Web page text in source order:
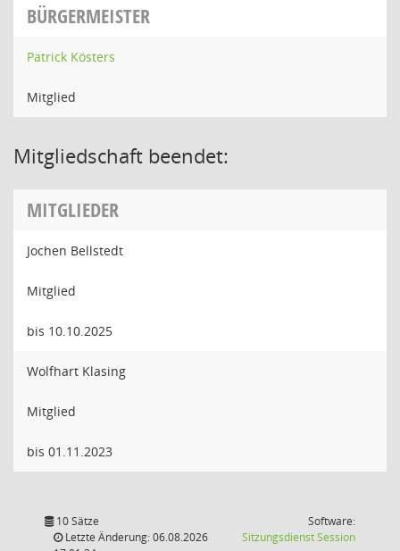
BÜRGERMEISTER
Patrick Kösters
Mitglied
Mitgliedschaft beendet:
MITGLIEDER
Jochen Bellstedt
Mitglied
bis 10.10.2025
Wolfhart Klasing
Mitglied
bis 01.11.2023
10 Sätze
Letzte Änderung: 06.08.2026
Software:
SitzungsdienstSession(Wird in